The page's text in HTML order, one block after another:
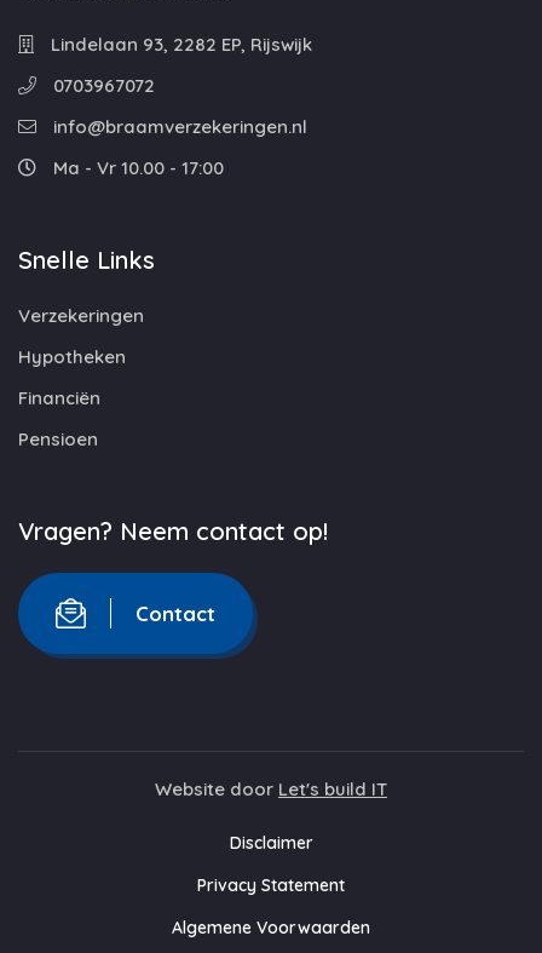
Lindelaan 93, 2282 EP, Rijswijk
0703967072
info@braamverzekeringen.nl
Ma - Vr 10.00 - 17:00
Snelle Links
Verzekeringen
Hypotheken
Financiën
Pensioen
Vragen? Neem contact op!
Contact
Website door Let's build IT
Disclaimer
Privacy Statement
Algemene Voorwaarden